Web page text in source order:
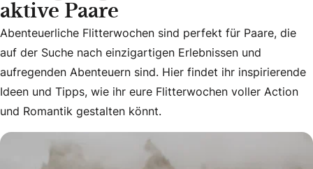
aktive Paare
Abenteuerliche Flitterwochen sind perfekt für Paare, die
Abenteuerliche Flitterwochen sind perfekt für Paare, die
auf der Suche nach einzigartigen Erlebnissen und
aufregenden Abenteuern sind. Hier findet ihr inspirierende
Ideen und Tipps, wie ihr eure Flitterwochen voller Action
und Romantik gestalten könnt.